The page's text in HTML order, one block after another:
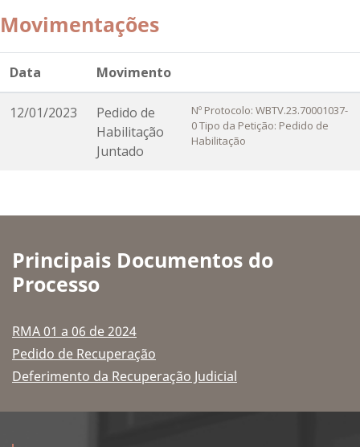
Movimentações
Data Movimento
12/01/2023
Pedido de
Habilitação
Juntado
Nº Protocolo: WBTV.23.70001037-
0 Tipo da Petição: Pedido de
Habilitação
Principais Documentos do
Processo
RMA 01 a 06 de 2024
Pedido de Recuperação
Deferimento da Recuperação Judicial